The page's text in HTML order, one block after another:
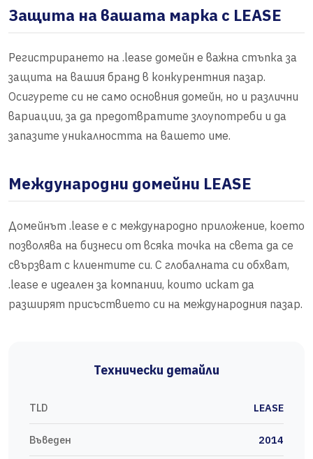
Защита на вашата марка с LEASE
Регистрирането на .lease домейн е важна стъпка за
защита на вашия бранд в конкурентния пазар.
Осигурете си не само основния домейн, но и различни
вариации, за да предотвратите злоупотреби и да
запазите уникалността на вашето име.
Международни домейни LEASE
Домейнът .lease е с международно приложение, което
позволява на бизнеси от всяка точка на света да се
свързват с клиентите си. С глобалната си обхват,
.lease е идеален за компании, които искат да
разширят присъствието си на международния пазар.
Технически детайли
TLD LEASE
Въведен 2014